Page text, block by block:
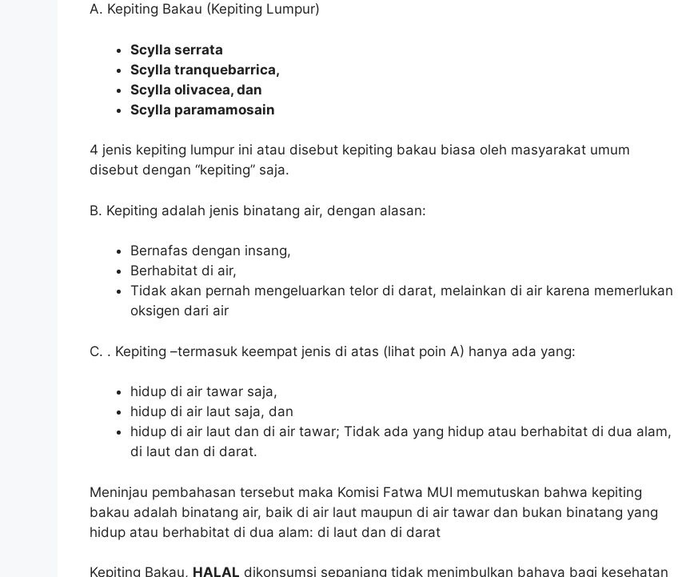
A. Kepiting Bakau (Kepiting Lumpur)
Scylla serrata
Scylla tranquebarrica,
Scylla olivacea, dan
Scylla paramamosain
4 jenis kepiting lumpur ini atau disebut kepiting bakau biasa oleh masyarakat umum
disebut dengan “kepiting” saja.
B. Kepiting adalah jenis binatang air, dengan alasan:
Bernafas dengan insang,
Berhabitat di air,
Tidak akan pernah mengeluarkan telor di darat, melainkan di air karena memerlukan
oksigen dari air
C. . Kepiting –termasuk keempat jenis di atas (lihat poin A) hanya ada yang:
hidup di air tawar saja,
hidup di air laut saja, dan
hidup di air laut dan di air tawar; Tidak ada yang hidup atau berhabitat di dua alam,
di laut dan di darat.
Meninjau pembahasan tersebut maka Komisi Fatwa MUI memutuskan bahwa kepiting
bakau adalah binatang air, baik di air laut maupun di air tawar dan bukan binatang yang
hidup atau berhabitat di dua alam: di laut dan di darat
Kepiting Bakau, HALAL dikonsumsi sepanjang tidak menimbulkan bahaya bagi kesehatan